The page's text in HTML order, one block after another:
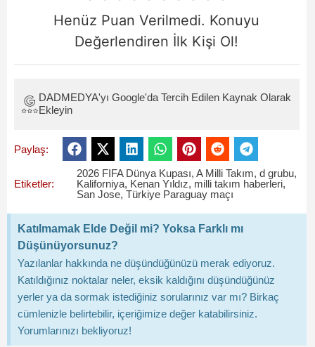
Henüz Puan Verilmedi. Konuyu
Değerlendiren İlk Kişi Ol!
DADMEDYA'yı Google'da Tercih Edilen Kaynak Olarak
Ekleyin
Paylaş:
Etiketler:
2026 FIFA Dünya Kupası,A Milli Takım,d grubu,
Kaliforniya, Kenan Yıldız, milli takım haberleri,
San Jose,Türkiye Paraguay maçı
Katılmamak Elde Değil mi? Yoksa Farklı mı
Düşünüyorsunuz?
Yazılanlar hakkında ne düşündüğünüzü merak ediyoruz.
Katıldığınız noktalar neler, eksik kaldığını düşündüğünüz
yerler ya da sormak istediğiniz sorularınız var mı? Birkaç
cümlenizle belirtebilir, içeriğimize değer katabilirsiniz.
Yorumlarınızı bekliyoruz!